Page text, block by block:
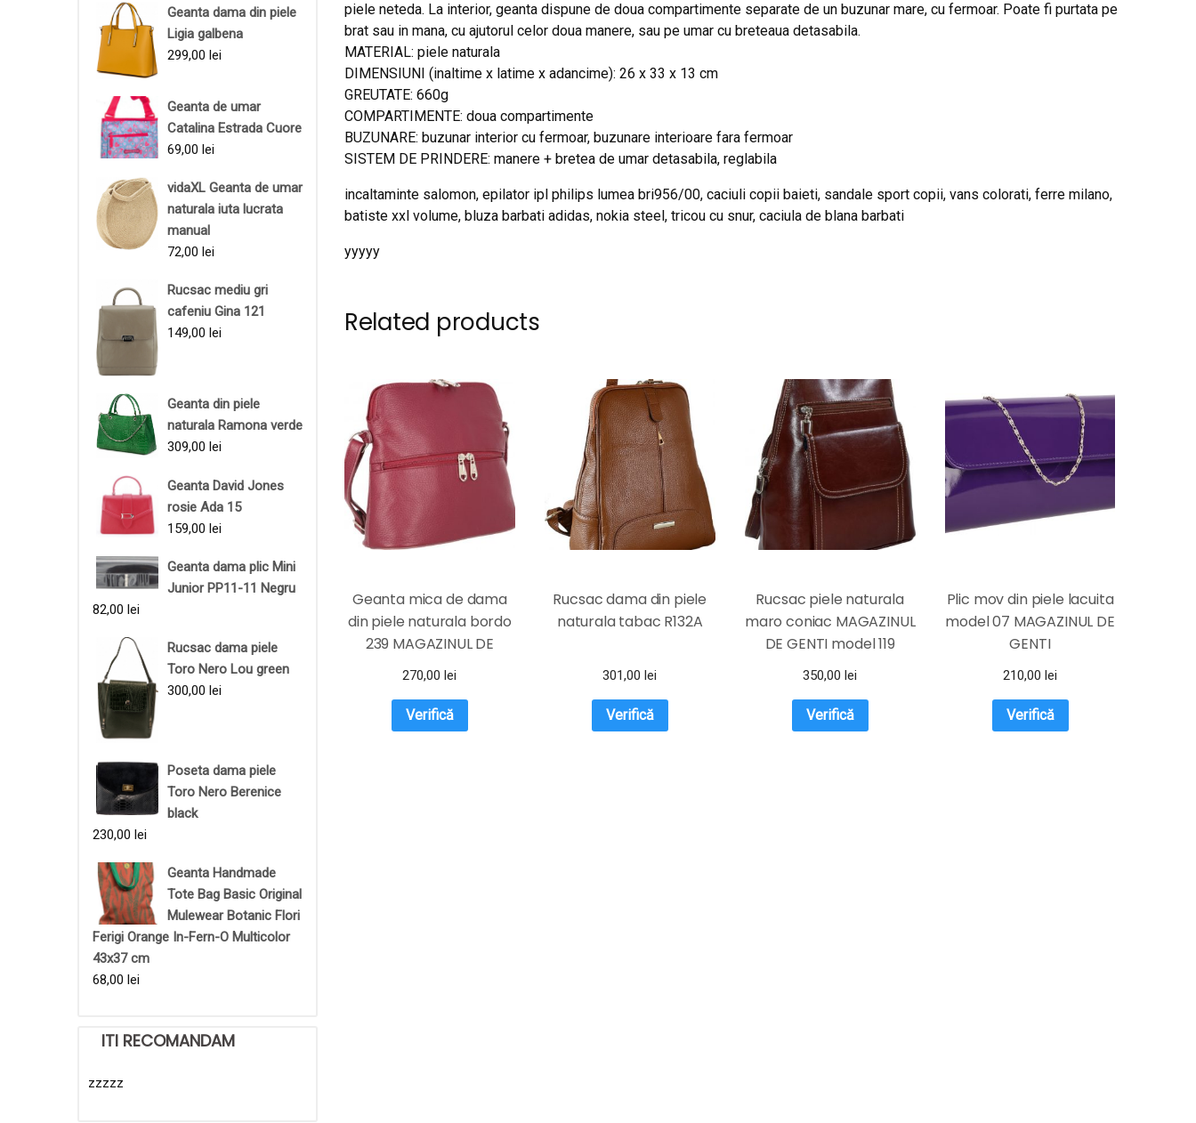
Geanta dama din piele
Ligia galbena
299,00 lei
Geanta de umar
Catalina Estrada Cuore
69,00 lei
vidaXL Geanta de umar
naturala iuta lucrata
manual
72,00 lei
Rucsac mediu gri
cafeniu Gina 121
149,00 lei
Geanta din piele
naturala Ramona verde
309,00 lei
Geanta David Jones
rosie Ada 15
159,00 lei
Geanta dama plic Mini
Junior PP11-11 Negru
82,00 lei
Rucsac dama piele
Toro Nero Lou green
300,00 lei
Poseta dama piele
Toro Nero Berenice
black
230,00 lei
Geanta Handmade
Tote Bag Basic Original
Mulewear Botanic Flori
Ferigi Orange In-Fern-O Multicolor
43x37 cm
68,00 lei
ITI RECOMANDAM
zzzzz
piele neteda. La interior, geanta dispune de doua compartimente separate de un buzunar mare, cu fermoar. Poate fi purtata pe
brat sau in mana, cu ajutorul celor doua manere, sau pe umar cu breteaua detasabila.
MATERIAL: piele naturala
DIMENSIUNI (inaltime x latime x adancime): 26 x 33 x 13 cm
GREUTATE: 660g
COMPARTIMENTE: doua compartimente
BUZUNARE: buzunar interior cu fermoar, buzunare interioare fara fermoar
SISTEM DE PRINDERE: manere + bretea de umar detasabila, reglabila
incaltaminte salomon, epilator ipl philips lumea bri956/00, caciuli copii baieti, sandale sport copii, vans colorati, ferre milano,
batiste xxl volume, bluza barbati adidas, nokia steel, tricou cu snur, caciula de blana barbati
yyyyy
Related products
Geanta mica de dama
din piele naturala bordo
239 MAGAZINUL DE
GENTI
270,00lei
Verifică
Rucsac dama din piele
naturala tabac R132A
301,00lei
Verifică
Rucsac piele naturala
maro coniac MAGAZINUL
DE GENTI model 119
350,00lei
Verifică
Plic mov din piele lacuita
model 07 MAGAZINUL DE
GENTI
210,00lei
Verifică